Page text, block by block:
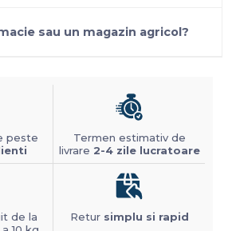
sau un magazin agricol?
peste
Termen estimativ de
livrare 2-4 zile lucratoare
de la
Retur simplu si rapid